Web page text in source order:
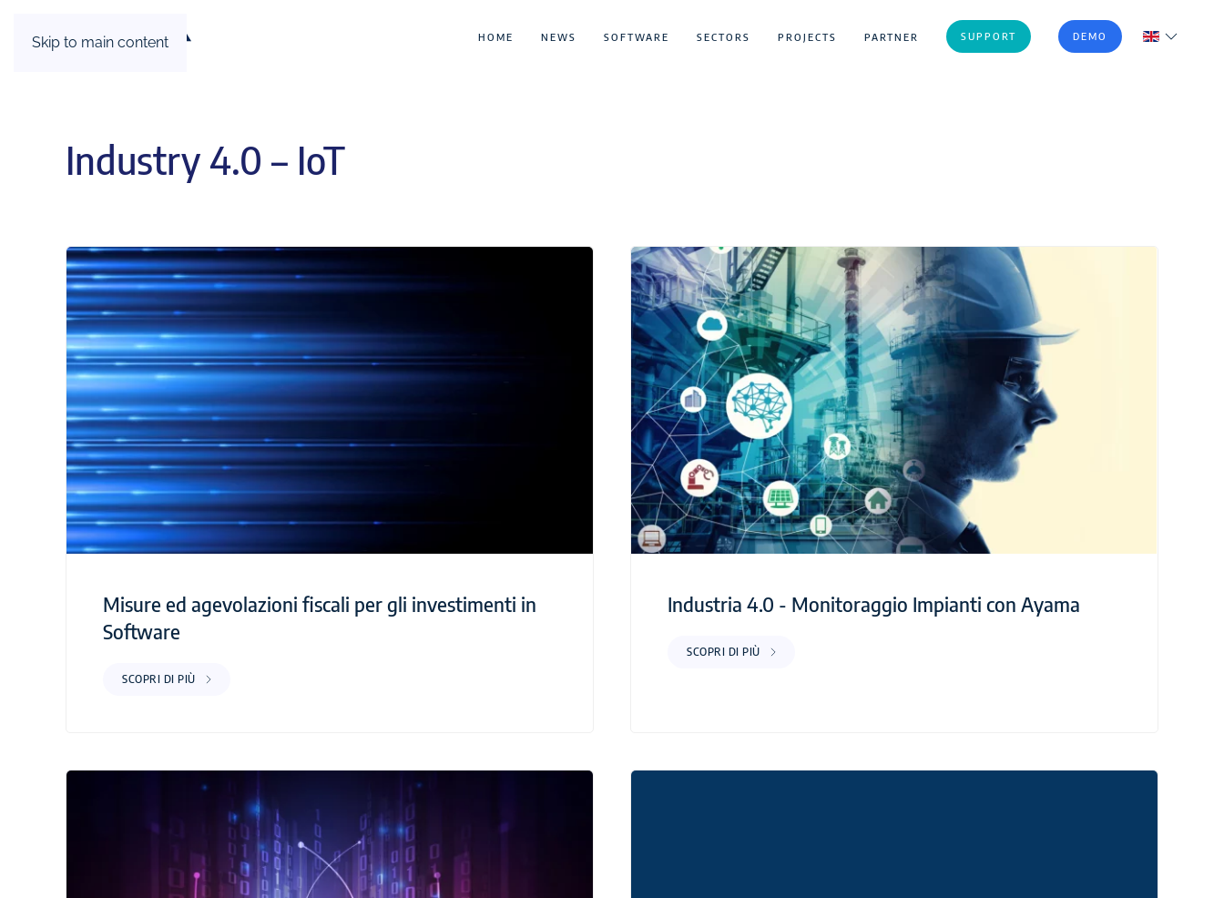
Skip to main content HOME NEWS SOFTWARE SECTORS PROJECTS PARTNER SUPPORT DEMO
Industry 4.0 – IoT
Misure ed agevolazioni fiscali per gli investimenti in
Software
SCOPRI DI PIÙ
Industria 4.0 - Monitoraggio Impianti con Ayama
SCOPRI DI PIÙ